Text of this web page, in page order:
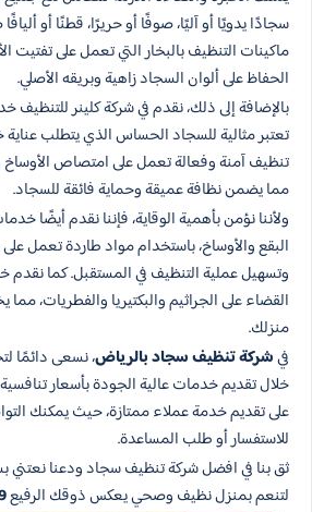
سجادًا يدويًا أو آليًا، صوفًا أو حريرًا، قطنًا أو
ماكينات التنظيف بالبخار التي تعمل على تفتيت
الحفاظ على ألوان السجاد زاهية وبريقه الأصلي.
بالإضافة إلى ذلك، نقدم في شركة كلينر للتنظيف
تعتبر مثالية للسجاد الحساس الذي يتطلب
تنظيف آمنة وفعالة تعمل على امتصاص الأوساخ
مما يضمن نظافة عميقة وحماية فائقة للسجاد.
ولأننا نؤمن بأهمية الوقاية، فإننا نقدم أيضًا
البقع والأوساخ، باستخدام مواد طاردة تعمل
وتسهيل عملية التنظيف في المستقبل. كما
القضاء على الجراثيم والبكتيريا والفطريات،
منزلك.
فيشركة تنظيف سجاد بالرياض، نسعى دائمًا
خلال تقديم خدمات عالية الجودة بأسعار
على تقديم خدمة عملاء ممتازة، حيث يمكنك
للاستفسار أو طلب المساعدة.
ثق بنا في افضل شركة تنظيف سجاد ودعنا نعتني
لتنعم بمنزل نظيف وصحي يعكس ذوقك الرفيع